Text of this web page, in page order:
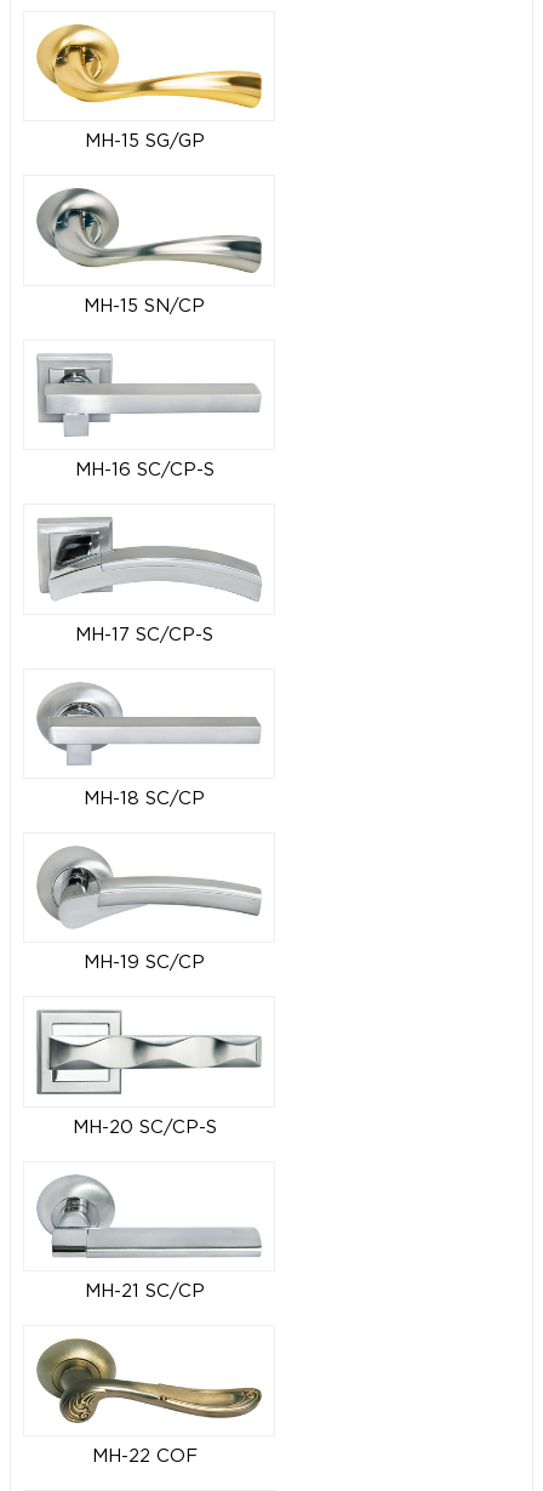
MH-15 SG/GP
MH-15 SN/CP
MH-16 SC/CP-S
MH-17 SC/CP-S
MH-18 SC/CP
MH-19 SC/CP
MH-20 SC/CP-S
MH-21 SC/CP
MH-22 COF